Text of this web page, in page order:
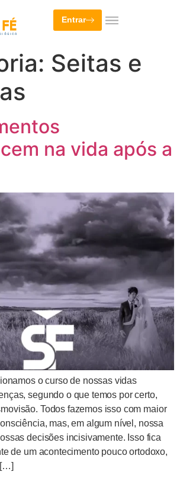
Entrar
Seitas e
na vida após a
o curso de nossas vidas
segundo o que temos por certo,
Todos fazemos isso com maior
mas, em algum nível, nossa
decisões incisivamente. Isso fica
de um acontecimento pouco ortodoxo,
[…]